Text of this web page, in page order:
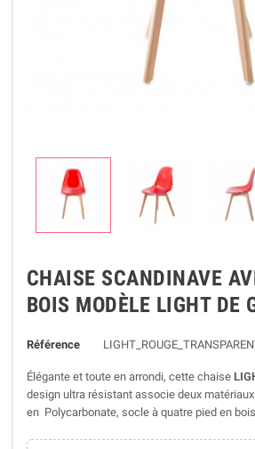
CHAISE SCANDINAVE
BOIS MODÈLE LIGHT DE
Référence
Élégante et toute en arrondi, cette chaise
design ultra résistant associe deux
en Polycarbonate, socle à quatre pied en